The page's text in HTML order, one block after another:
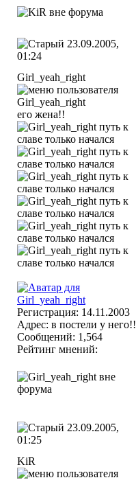
23.09.2005,
01:24
Girl_yeah_right
его жена!!
Регистрация: 14.11.2003
Адрес: в постели у него!!
Сообщений: 1,564
Рейтинг мнений:
23.09.2005,
01:25
KiR